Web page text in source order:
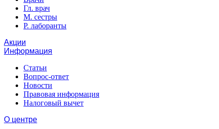
Гл. врач
М. сестры
Р. лаборанты
Акции
Информация
Статьи
Вопрос-ответ
Новости
Правовая информация
Налоговый вычет
О центре